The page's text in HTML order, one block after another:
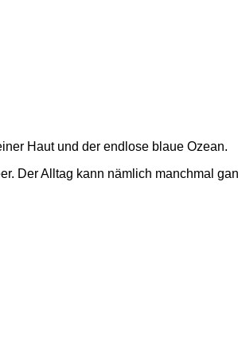
Haut und der endlose blaue Ozean.
Der Alltag kann nämlich manchmal